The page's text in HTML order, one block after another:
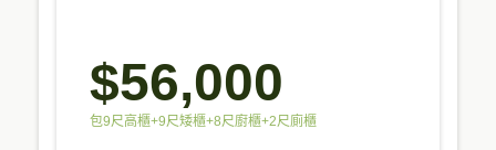
$56,000
包9尺高櫃+9尺矮櫃+8尺廚櫃+2尺廁櫃